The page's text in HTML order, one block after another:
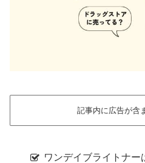
記事内に広告が含
ワンデイブライトナー